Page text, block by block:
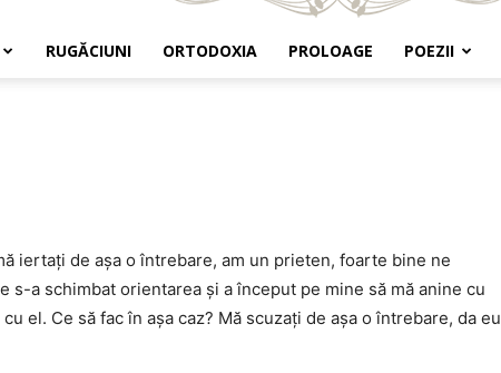
RUGĂCIUNI ORTODOXIA PROLOAGE POEZII
iertaţi de aşa o întrebare, am un prieten, foarte bine ne
s-a schimbat orientarea şi a început pe mine să mă anine cu
el. Ce să fac în aşa caz? Mă scuzaţi de aşa o întrebare, da eu